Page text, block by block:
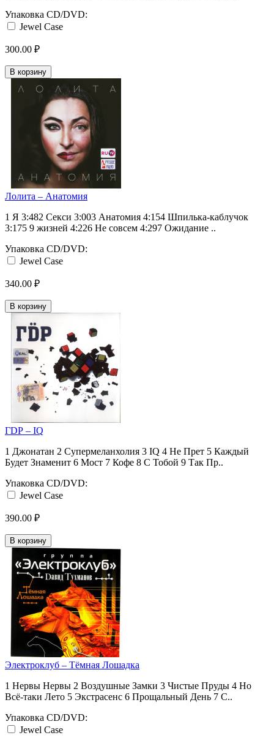
Упаковка CD/DVD:
Jewel Case
300.00 ₽
В корзину
Лолита ‎– Анатомия
1 Я 3:482 Секси 3:003 Анатомия 4:154 Шпилька-каблучок
3:175 9 жизней 4:226 Не совсем 4:297 Ожидание ..
Упаковка CD/DVD:
Jewel Case
340.00 ₽
В корзину
ГDР ‎– IQ
1 Джонатан 2 Супермеланхолия 3 IQ 4 Не Прет 5 Каждый
Будет Знаменит 6 Мост 7 Кофе 8 С Тобой 9 Так Пр..
Упаковка CD/DVD:
Jewel Case
390.00 ₽
В корзину
Электроклуб – Тёмная Лошадка
1 Нервы Нервы 2 Воздушные Замки 3 Чистые Пруды 4 Но
Всё-таки Лето 5 Экстрасенс 6 Прощальный День 7 С..
Упаковка CD/DVD:
Jewel Case